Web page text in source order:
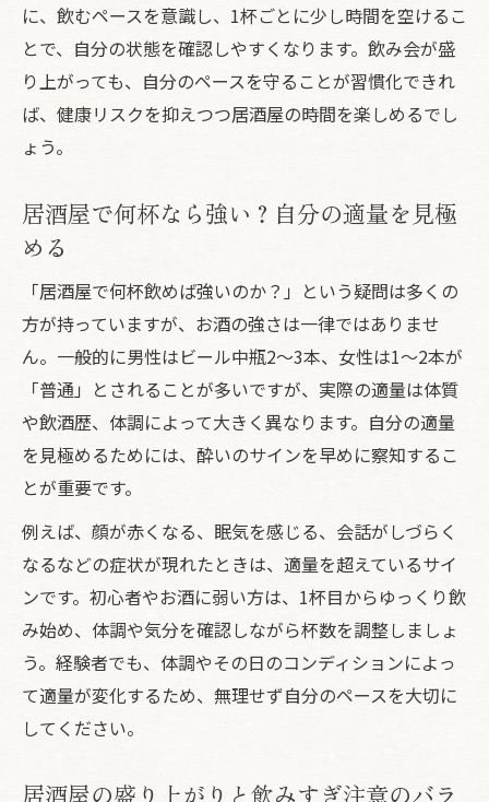
居酒屋で飲み過ぎ防ぐ気持ちの切り替え術
食べ過ぎや飲み過ぎリセット術を伝授
居酒屋で飲みすぎた翌日のリセット術
居酒屋で気持ち悪いときの対処法とは
に、飲むペースを意識し、1杯ごとに少し時間を空けるこ
とで、自分の状態を確認しやすくなります。飲み会が盛
り上がっても、自分のペースを守ることが習慣化できれ
ば、健康リスクを抑えつつ居酒屋の時間を楽しめるでし
ょう。
居酒屋で何杯なら強い？自分の適量を見極
める
「居酒屋で何杯飲めば強いのか？」という疑問は多くの
方が持っていますが、お酒の強さは一律ではありませ
ん。一般的に男性はビール中瓶2～3本、女性は1～2本が
「普通」とされることが多いですが、実際の適量は体質
や飲酒歴、体調によって大きく異なります。自分の適量
を見極めるためには、酔いのサインを早めに察知するこ
とが重要です。
例えば、顔が赤くなる、眠気を感じる、会話がしづらく
なるなどの症状が現れたときは、適量を超えているサイ
ンです。初心者やお酒に弱い方は、1杯目からゆっくり飲
み始め、体調や気分を確認しながら杯数を調整しましょ
う。経験者でも、体調やその日のコンディションによっ
て適量が変化するため、無理せず自分のペースを大切に
してください。
居酒屋の盛り上がりと飲みすぎ注意のバラ